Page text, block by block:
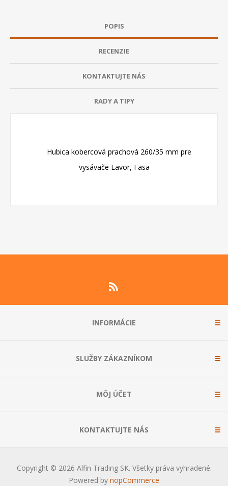
POPIS
RECENZIE
KONTAKTUJTE NÁS
RADY A TIPY
Hubica kobercová prachová 260/35 mm pre
vysávače Lavor, Fasa
INFORMÁCIE
SLUŽBY ZÁKAZNÍKOM
MÔJ ÚČET
KONTAKTUJTE NÁS
Copyright © 2026 Alfin Trading SK. Všetky práva vyhradené.
Powered by nopCommerce